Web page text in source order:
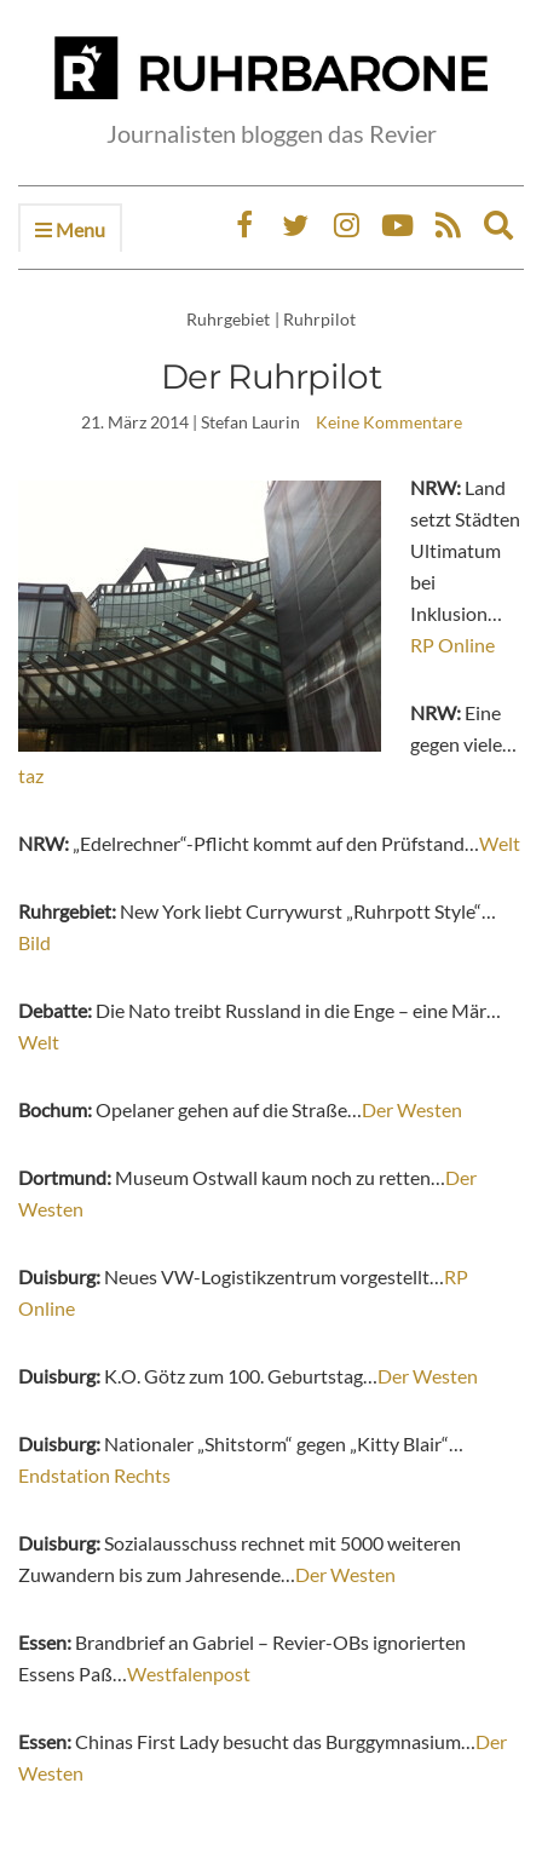
Journalisten bloggen das Revier
Menu
Ruhrgebiet | Ruhrpilot
Der Ruhrpilot
21. März 2014| Stefan Laurin Keine Kommentare
NRW: Land
setzt Städten
Ultimatum
bei
Inklusion…
RP Online
NRW: Eine
gegen viele…
taz
NRW: „Edelrechner“-Pflicht kommt auf den Prüfstand…Welt
Ruhrgebiet: New York liebt Currywurst „Ruhrpott Style“…
Bild
Debatte: Die Nato treibt Russland in die Enge – eine Mär…
Welt
Bochum:Opelaner gehen auf die Straße…Der Westen
Dortmund: Museum Ostwall kaum noch zu retten…Der
Westen
Duisburg: Neues VW-Logistikzentrum vorgestellt…RP
Online
Duisburg: K.O. Götz zum 100. Geburtstag…Der Westen
Duisburg: Nationaler „Shitstorm“ gegen „Kitty Blair“…
Endstation Rechts
Duisburg:Sozialausschuss rechnet mit 5000 weiteren
Zuwandern bis zum Jahresende…Der Westen
Essen: Brandbrief an Gabriel – Revier-OBs ignorierten
Essens Paß…Westfalenpost
Essen:Chinas First Lady besucht das Burggymnasium…Der
Westen